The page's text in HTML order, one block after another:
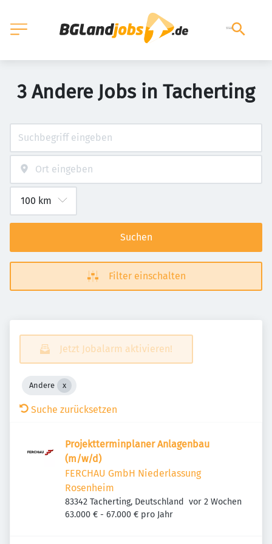
3 Andere Jobs in Tacherting
Suchen
Filter einschalten
Jetzt Jobalarm aktivieren!
Andere
Suche zurücksetzen
Projektterminplaner Anlagenbau
(m/w/d)
FERCHAU GmbH Niederlassung
Rosenheim
83342 Tacherting, Deutschland Veröffentlicht
vor 2 Wochen
63.000 € - 67.000 € pro Jahr